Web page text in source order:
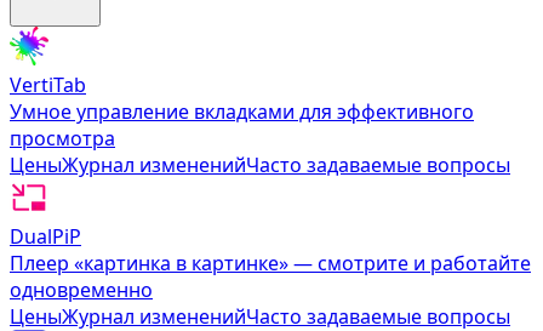
VertiTab
Умное управление вкладками для эффективного
просмотра
ЦеныЖурнал измененийЧасто задаваемые вопросы
DualPiP
Плеер «картинка в картинке» — смотрите и работайте
одновременно
ЦеныЖурнал измененийЧасто задаваемые вопросы